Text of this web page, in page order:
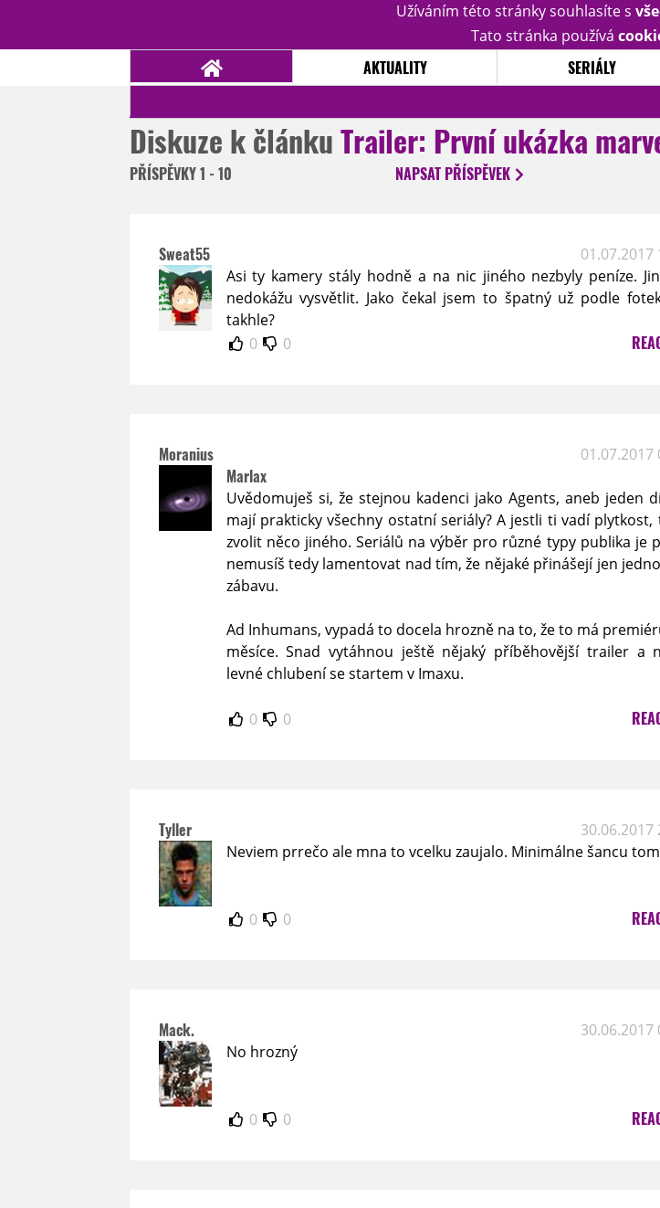
Užíváním této stránky souhlasíte s
Tato stránka používá
AKTUALITY SERIÁLY
Diskuze k článkuTrailer: První ukázka
PŘÍSPĚVKY1 - 10 NAPSAT PŘÍSPĚVEK
Sweat55
01.07.2017
Asi ty kamery stály hodně a na nic jiného nezbyly peníze.
nedokážu vysvětlit. Jako čekal jsem to špatný už podle
takhle?
0
0
Moranius 01.07.2017
Marlax
Uvědomuješ si, že stejnou kadenci jako Agents, aneb jeden
mají prakticky všechny ostatní seriály? A jestli ti vadí plytkost,
zvolit něco jiného. Seriálů na výběr pro různé typy publika je
nemusíš tedy lamentovat nad tím, že nějaké přinášejí jen
zábavu.
Ad Inhumans, vypadá to docela hrozně na to, že to má
měsíce. Snad vytáhnou ještě nějaký příběhovější trailer a
levné chlubení se startem v Imaxu.
0 0
Tyller
30.06.2017
Neviem prrečo ale mna to vcelku zaujalo. Minimálne šancu
0 0
Mack.
30.06.2017
No hrozný
0 0